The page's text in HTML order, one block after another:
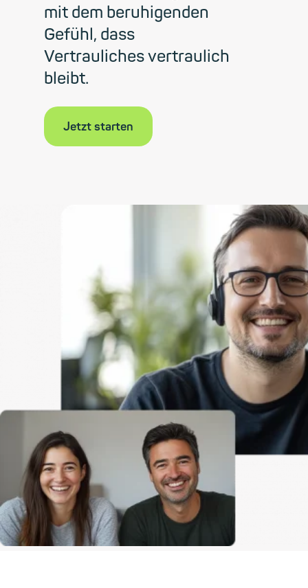
mit dem beruhigenden
Gefühl, dass
Vertrauliches vertraulich
bleibt.
Jetzt starten